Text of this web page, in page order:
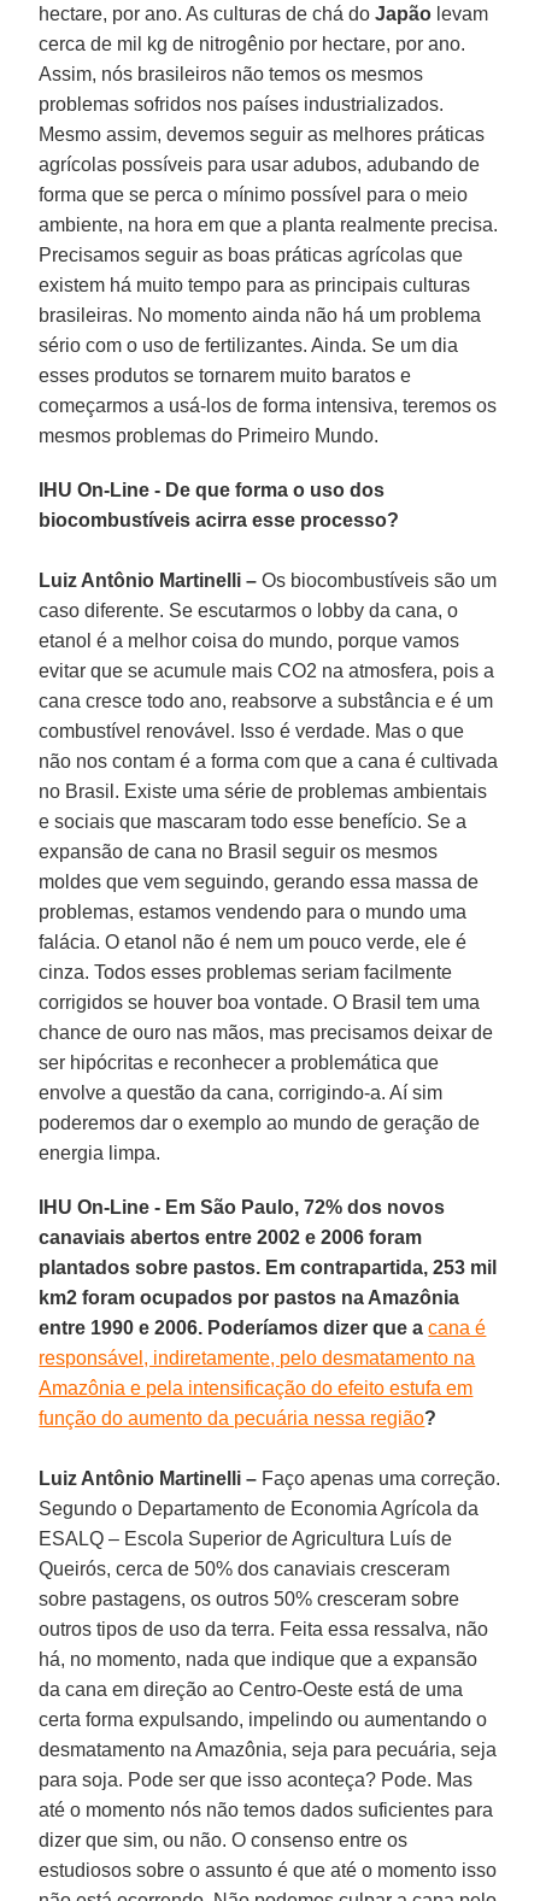
hectare, por ano. As culturas de chá doJapão levam
cerca de mil kg de nitrogênio por hectare, por ano.
Assim, nós brasileiros não temos os mesmos
problemas sofridos nos países industrializados.
Mesmo assim, devemos seguir as melhores práticas
agrícolas possíveis para usar adubos, adubando de
forma que se perca o mínimo possível para o meio
ambiente, na hora em que a planta realmente precisa.
Precisamos seguir as boas práticas agrícolas que
existem há muito tempo para as principais culturas
brasileiras. No momento ainda não há um problema
sério com o uso de fertilizantes. Ainda. Se um dia
esses produtos se tornarem muito baratos e
começarmos a usá-los de forma intensiva, teremos os
mesmos problemas do Primeiro Mundo.
IHU On-Line - De que forma o uso dos
biocombustíveis acirra esse processo?
Luiz Antônio Martinelli – Os biocombustíveis são um
caso diferente. Se escutarmos o lobby da cana, o
etanol é a melhor coisa do mundo, porque vamos
evitar que se acumule mais CO2 na atmosfera, pois a
cana cresce todo ano, reabsorve a substância e é um
combustível renovável. Isso é verdade. Mas o que
não nos contam é a forma com que a cana é cultivada
no Brasil. Existe uma série de problemas ambientais
e sociais que mascaram todo esse benefício. Se a
expansão de cana no Brasil seguir os mesmos
moldes que vem seguindo, gerando essa massa de
problemas, estamos vendendo para o mundo uma
falácia. O etanol não é nem um pouco verde, ele é
cinza. Todos esses problemas seriam facilmente
corrigidos se houver boa vontade. O Brasil tem uma
chance de ouro nas mãos, mas precisamos deixar de
ser hipócritas e reconhecer a problemática que
envolve a questão da cana, corrigindo-a. Aí sim
poderemos dar o exemplo ao mundo de geração de
energia limpa.
IHU On-Line - Em São Paulo, 72% dos novos
canaviais abertos entre 2002 e 2006 foram
plantados sobre pastos. Em contrapartida, 253 mil
km2 foram ocupados por pastos na Amazônia
entre 1990 e 2006. Poderíamos dizer que acana é
responsável, indiretamente, pelo desmatamento na
Amazônia e pela intensificação do efeito estufa em
função do aumento da pecuária nessa região?
Luiz Antônio Martinelli – Faço apenas uma correção.
Segundo o Departamento de Economia Agrícola da
ESALQ – Escola Superior de Agricultura Luís de
Queirós, cerca de 50% dos canaviais cresceram
sobre pastagens, os outros 50% cresceram sobre
outros tipos de uso da terra. Feita essa ressalva, não
há, no momento, nada que indique que a expansão
da cana em direção ao Centro-Oeste está de uma
certa forma expulsando, impelindo ou aumentando o
desmatamento na Amazônia, seja para pecuária, seja
para soja. Pode ser que isso aconteça? Pode. Mas
até o momento nós não temos dados suficientes para
dizer que sim, ou não. O consenso entre os
estudiosos sobre o assunto é que até o momento isso